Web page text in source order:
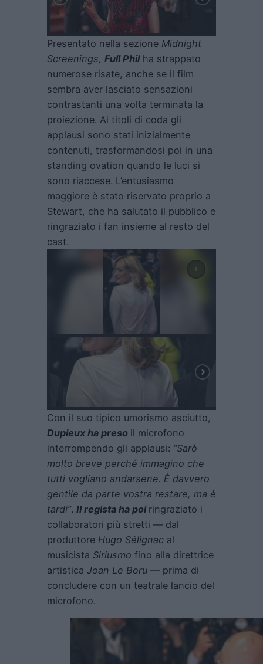
Presentato nella sezione Midnight
Screenings, Full Philha strappato
numerose risate, anche se il film
sembra aver lasciato sensazioni
contrastanti una volta terminata la
proiezione. Ai titoli di coda gli
applausi sono stati inizialmente
contenuti, trasformandosi poi in una
standing ovation quando le luci si
sono riaccese. L’entusiasmo
maggiore è stato riservato proprio a
Stewart, che ha salutato il pubblico e
ringraziato i fan insieme al resto del
cast.
Con il suo tipico umorismo asciutto,
Dupieux ha preso il microfono
interrompendo gli applausi: “Sarò
molto breve perché immagino che
tutti vogliano andarsene. È davvero
gentile da parte vostra restare, ma è
tardi”. Il regista ha poi ringraziato i
collaboratori più stretti — dal
produttore Hugo Sélignac al
musicista Siriusmo fino alla direttrice
artistica Joan Le Boru — prima di
concludere con un teatrale lancio del
microfono.